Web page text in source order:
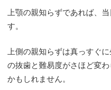
上顎の親知らずであれば、
す。
上側の親知らずは真っすぐ
の抜歯と難易度がさほど変
かもしれません。